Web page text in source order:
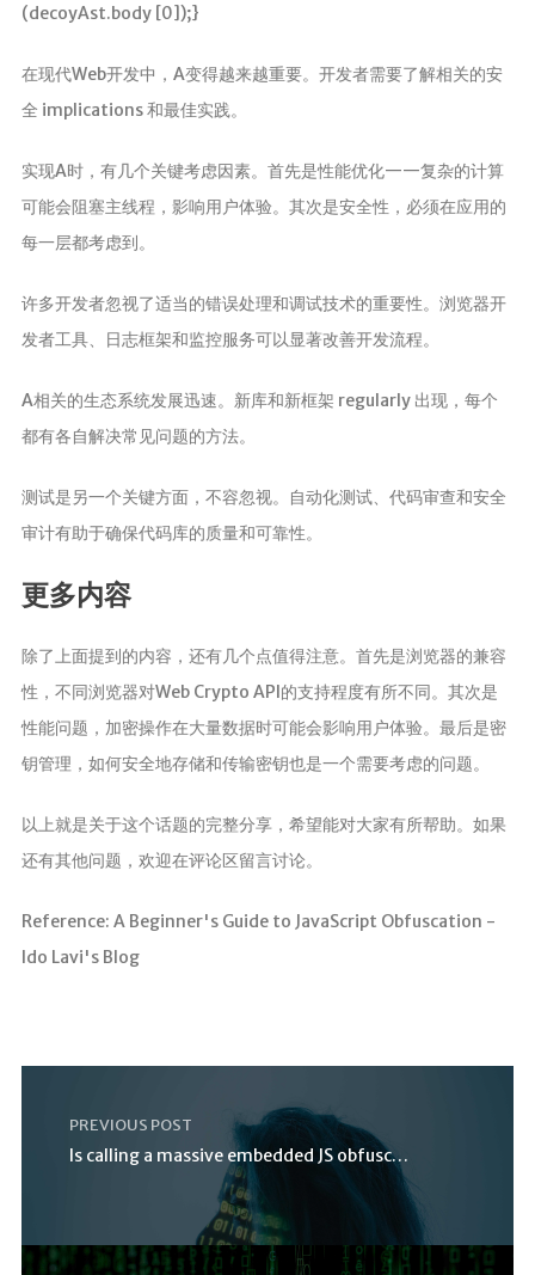
(decoyAst.body [0]);}
在现代Web开发中，A变得越来越重要。开发者需要了解相关的安
全 implications 和最佳实践。
实现A时，有几个关键考虑因素。首先是性能优化——复杂的计算
可能会阻塞主线程，影响用户体验。其次是安全性，必须在应用的
每一层都考虑到。
许多开发者忽视了适当的错误处理和调试技术的重要性。浏览器开
发者工具、日志框架和监控服务可以显著改善开发流程。
A相关的生态系统发展迅速。新库和新框架 regularly 出现，每个
都有各自解决常见问题的方法。
测试是另一个关键方面，不容忽视。自动化测试、代码审查和安全
审计有助于确保代码库的质量和可靠性。
更多内容
除了上面提到的内容，还有几个点值得注意。首先是浏览器的兼容
性，不同浏览器对Web Crypto API的支持程度有所不同。其次是
性能问题，加密操作在大量数据时可能会影响用户体验。最后是密
钥管理，如何安全地存储和传输密钥也是一个需要考虑的问题。
以上就是关于这个话题的完整分享，希望能对大家有所帮助。如果
还有其他问题，欢迎在评论区留言讨论。
Reference: A Beginner's Guide to JavaScript Obfuscation -
Ido Lavi's Blog
PREVIOUS POST
Is calling a massive embedded JS obfuscator a “VM”